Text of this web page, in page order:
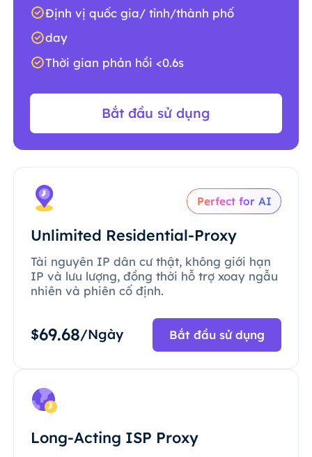
Định vị quốc gia/ tỉnh/thành phố
day
Thời gian phản hồi <0.6s
Bắt đầu sử dụng
Perfect for AI
Unlimited Residential-Proxy
Tài nguyên IP dân cư thật, không giới hạn
IP và lưu lượng, đồng thời hỗ trợ xoay ngẫu
nhiên và phiên cố định.
$69.68/Ngày Bắt đầu sử dụng
Long-Acting ISP Proxy